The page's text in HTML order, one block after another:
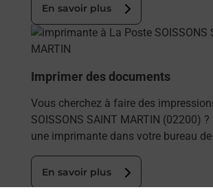
En savoir plus
En savoir plus
Imprimer des documents
Vous cherchez à faire des
SOISSONS SAINT MARTIN (02200)
une imprimante dans votre bureau
En savoir plus